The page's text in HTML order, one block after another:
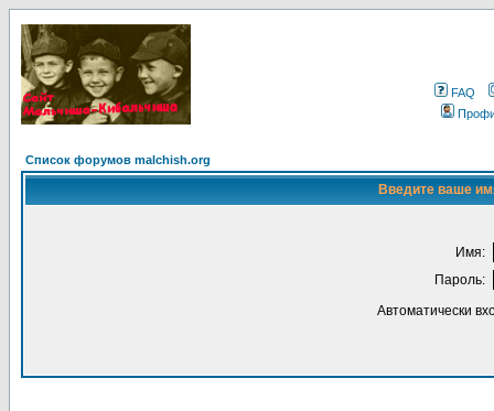
FAQ
Список форумов malchish.org
Введите ваше
Имя:
Пароль:
Автоматически